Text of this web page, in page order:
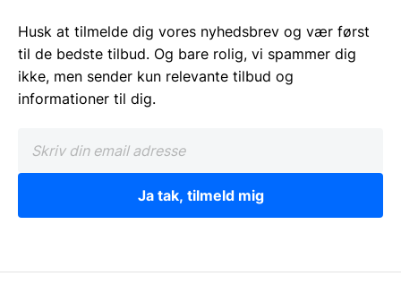
Husk at tilmelde dig vores nyhedsbrev og vær først
til de bedste tilbud. Og bare rolig, vi spammer dig
ikke, men sender kun relevante tilbud og
informationer til dig.
Ja tak, tilmeld mig